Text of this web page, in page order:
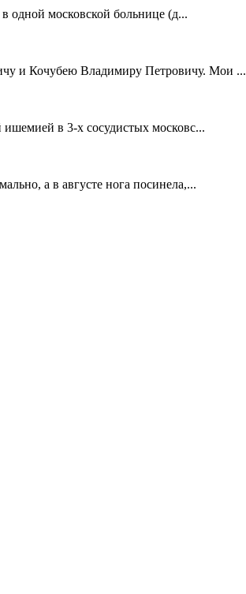
одной московской больнице (д...
и Кочубею Владимиру Петровичу. Мои ...
ишемией в 3-х сосудистых московс...
а в августе нога посинела,...